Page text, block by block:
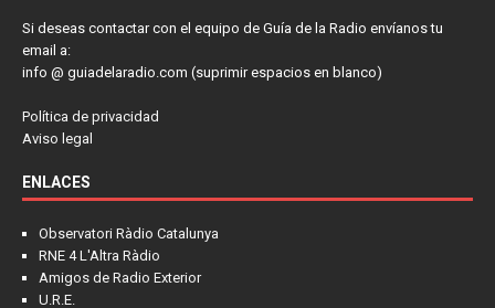
Si deseas contactar con el equipo de Guía de la Radio envíanos tu
email a:
info @ guiadelaradio.com (suprimir espacios en blanco)
Política de privacidad
Aviso legal
ENLACES
Observatori Ràdio Catalunya
RNE 4 L'Altra Ràdio
Amigos de Radio Exterior
U.R.E.